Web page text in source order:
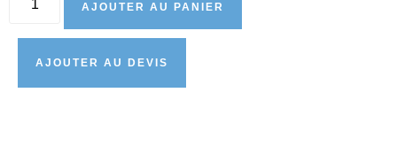
AJOUTER AU PANIER
AJOUTER AU DEVIS